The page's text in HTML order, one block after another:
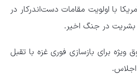
با اولویت مقامات دست‌اندرکار در
در جنگ اخیر.
برای بازسازی فوری غزه با تقبل